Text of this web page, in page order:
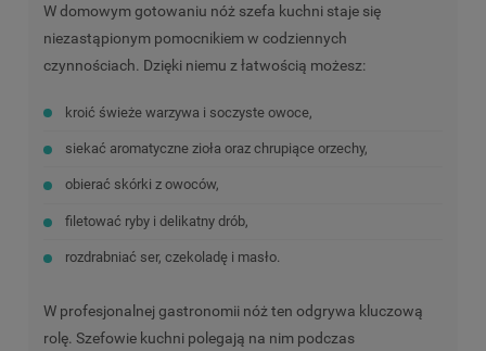
W domowym gotowaniu nóż szefa kuchni staje się
niezastąpionym pomocnikiem w codziennych
czynnościach. Dzięki niemu z łatwością możesz:
kroić świeże warzywa i soczyste owoce,
siekać aromatyczne zioła oraz chrupiące orzechy,
obierać skórki z owoców,
filetować ryby i delikatny drób,
rozdrabniać ser, czekoladę i masło.
W profesjonalnej gastronomii nóż ten odgrywa kluczową
rolę. Szefowie kuchni polegają na nim podczas